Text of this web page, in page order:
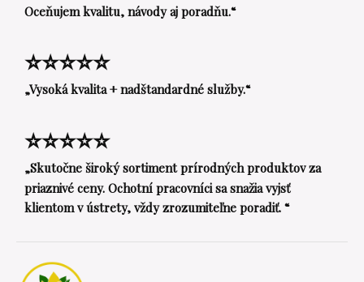
Oceňujem kvalitu, návody aj poradňu.“
⭐⭐⭐⭐⭐
„Vysoká kvalita + nadštandardné služby.“
⭐⭐⭐⭐⭐
„Skutočne široký sortiment prírodných produktov za
priaznivé ceny. Ochotní pracovníci sa snažia vyjsť
klientom v ústrety, vždy zrozumiteľne poradiť. “